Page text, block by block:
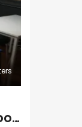
Nu Beschikbaar Uitsluitend voor Augustus 2026 in Leuven Studio